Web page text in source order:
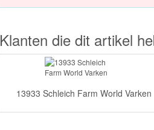
Klanten die dit artikel
13933 Schleich Farm World Varken